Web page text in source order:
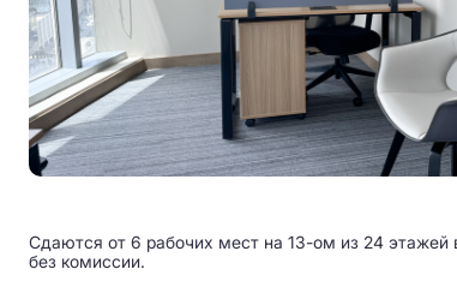
Сдаются от 6 рабочих мест на 13-ом из 24 этажей
без комиссии.